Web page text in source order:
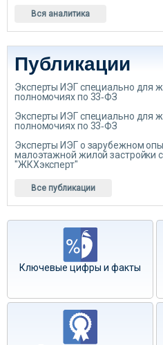
Вся аналитика
Публикации
Эксперты ИЭГ специально для
полномочиях по 33‑ФЗ
Эксперты ИЭГ специально для
полномочиях по 33‑ФЗ
Эксперты ИЭГ о зарубежном
малоэтажной жилой застройки
"ЖКХэксперт"
Все публикации
Ключевые цифры и факты